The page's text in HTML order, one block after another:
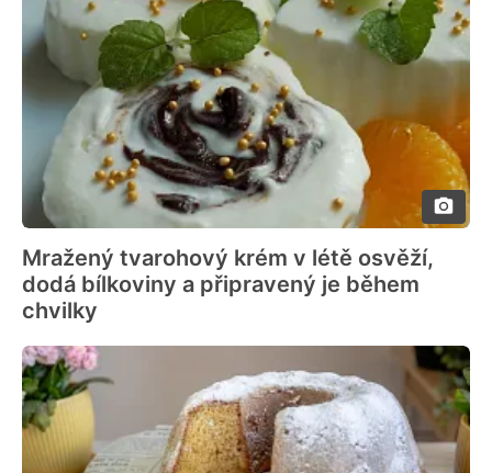
Mražený tvarohový krém v létě osvěží,
dodá bílkoviny a připravený je během
chvilky